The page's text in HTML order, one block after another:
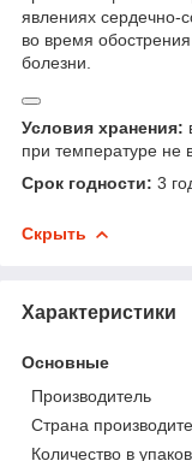
явлениях сердечно-
во время
болезни.
Условия хранения:
при температуре не
Срок годности: 3
Скрыть
Характеристики
Основные
Производитель
Страна
Количество в